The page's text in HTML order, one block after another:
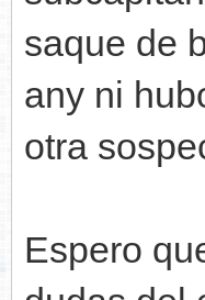
saque de
any ni
otra
Espero